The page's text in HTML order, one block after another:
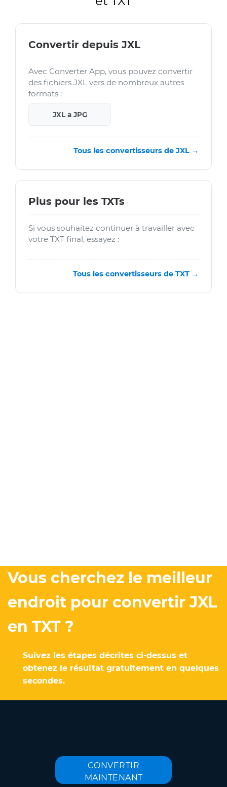
Convertir depuis JXL
Avec Converter App, vous pouvez convertir
des fichiers JXL vers de nombreux autres
formats :
JXL a JPG
Tous les convertisseurs de JXL →
Plus pour les TXTs
Si vous souhaitez continuer à travailler avec
votre TXT final, essayez :
Tous les convertisseurs de TXT →
Vous cherchez le meilleur
endroit pour convertir JXL
en TXT ?
Suivez les étapes décrites ci-dessus et
obtenez le résultat gratuitement en quelques
secondes.
CONVERTIR
MAINTENANT